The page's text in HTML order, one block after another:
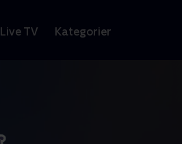
Live TV Kategorier